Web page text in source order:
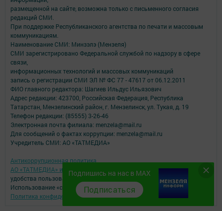
Подпишись на нас в MAX
Подписаться
размещенной на сайте, возможна только с письменного согласия
редакций СМИ.
При поддержке Республиканского агентства по печати и массовым
коммуникациям.
Наименование СМИ: Минзэлэ (Мензеля)
СМИ зарегистрировано Федеральной службой по надзору в сфере
связи,
информационных технологий и массовых коммуникаций
запись о регистрации СМИ ЭЛ № ФС 77 - 47617 от 06.12.2011
ФИО главного редактора: Шагиев Ильдус Ильязович
Адрес редакции: 423700, Российская Федерация, Республика
Татарстан, Мензелинский район, г. Мензелинск, ул. Тукая, д. 19
Телефон редакции: (85555) 3-26-46
Электронная почта филиала: menzela@mail.ru
Для сообщений о фактах коррупции: menzela@mail.ru
Учредитель СМИ: АО «ТАТМЕДИА»
Антикоррупционная политика
АО «ТАТМЕДИА» использует «cookie»
для персонализации сервисов и
удобства пользователей сайтом.
Использование «cookie» можно отменить в настройках браузера.
Политика конфиденциальности